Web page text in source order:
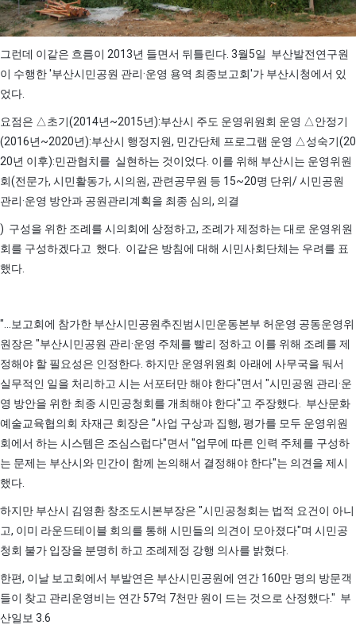
그런데 이같은 흐름이 2013년 들면서 뒤틀린다. 3월5일 부산발전연구원
이 수행한 '부산시민공원 관리·운영 용역 최종보고회'가 부산시청에서 있
었다.
요점은 △초기(2014년~2015년):부산시 주도 운영위원회 운영 △안정기
(2016년~2020년):부산시 행정지원, 민간단체 프로그램 운영 △성숙기(20
20년 이후):민관협치를 실현하는 것이었다. 이를 위해 부산시는 운영위원
회(전문가, 시민활동가, 시의원, 관련공무원 등 15~20명 단위/ 시민공원
관리·운영 방안과 공원관리계획을 최종 심의, 의결
) 구성을 위한 조례를 시의회에 상정하고, 조례가 제정하는 대로 운영위원
회를 구성하겠다고 했다. 이같은 방침에 대해 시민사회단체는 우려를 표
했다.
"...보고회에 참가한 부산시민공원추진범시민운동본부 허운영 공동운영위
원장은 "부산시민공원 관리·운영 주체를 빨리 정하고 이를 위해 조례를 제
정해야 할 필요성은 인정한다. 하지만 운영위원회 아래에 사무국을 둬서
실무적인 일을 처리하고 시는 서포터만 해야 한다"면서 "시민공원 관리·운
영 방안을 위한 최종 시민공청회를 개최해야 한다"고 주장했다. 부산문화
예술교육협의회 차재근 회장은 "사업 구상과 집행, 평가를 모두 운영위원
회에서 하는 시스템은 조심스럽다"면서 "업무에 따른 인력 주체를 구성하
는 문제는 부산시와 민간이 함께 논의해서 결정해야 한다"는 의견을 제시
했다.
하지만 부산시 김영환 창조도시본부장은 "시민공청회는 법적 요건이 아니
고, 이미 라운드테이블 회의를 통해 시민들의 의견이 모아졌다"며 시민공
청회 불가 입장을 분명히 하고 조례제정 강행 의사를 밝혔다.
한편, 이날 보고회에서 부발연은 부산시민공원에 연간 160만 명의 방문객
들이 찾고 관리운영비는 연간 57억 7천만 원이 드는 것으로 산정했다." 부
산일보 3.6